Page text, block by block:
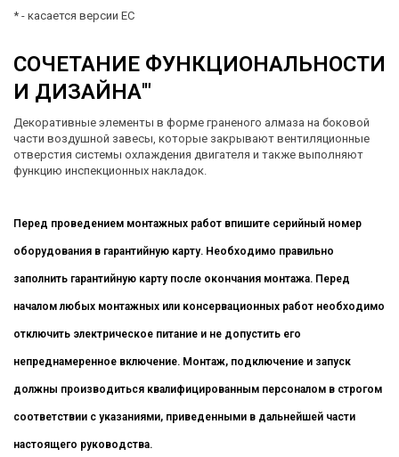
* - касается версии EC
СОЧЕТАНИЕ ФУНКЦИОНАЛЬНОСТИ
И ДИЗАЙНА'"
Декоративные элементы в форме граненого алмаза на боковой
части воздушной завесы, которые закрывают вентиляционные
отверстия системы охлаждения двигателя и также выполняют
функцию инспекционных накладок.
Перед проведением монтажных работ впишите серийный номер
оборудования в гарантийную карту. Необходимо правильно
заполнить гарантийную карту после окончания монтажа. Перед
началом любых монтажных или консервационных работ необходимо
отключить электрическое питание и не допустить его
непреднамеренное включение. Монтаж, подключение и запуск
должны производиться квалифицированным персоналом в строгом
соответствии с указаниями, приведенными в дальнейшей части
настоящего руководства.